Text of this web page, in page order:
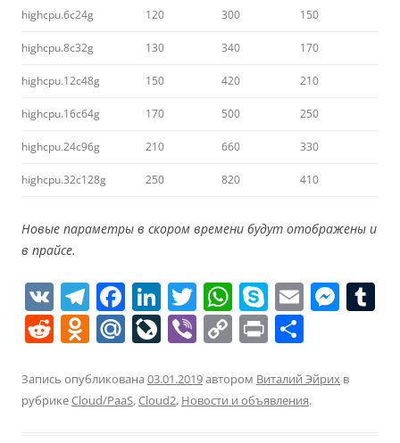
highcpu.6c24g 120 300 150
highcpu.8c32g 130 340 170
highcpu.12c48g 150 420 210
highcpu.16c64g 170 500 250
highcpu.24c96g 210 660 330
highcpu.32c128g 250 820 410
Новые параметры в скором времени будут отображены и
в прайсе.
V
K
T
el
e
gr
a
F
a
c
e
b
Li
n
k
e
dI
T
w
itt
er
W
h
at
s
A
S
k
y
p
e
E
l
M
e
R
d
di
O
n
o
M
l.
R
Li
eJ
o
Vi
er
C
p
y
Pr
t п
р
Запись опубликована 03.01.2019автором Виталий Эйрих в
рубрикеCloud/PaaS,Cloud2, Новости и объявления.